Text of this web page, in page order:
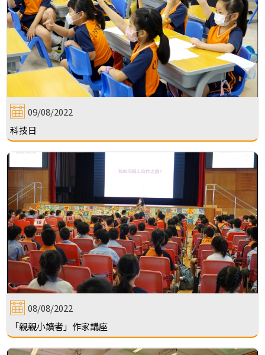
09/08/2022
科技日
08/08/2022
「親親小讀者」作家講座